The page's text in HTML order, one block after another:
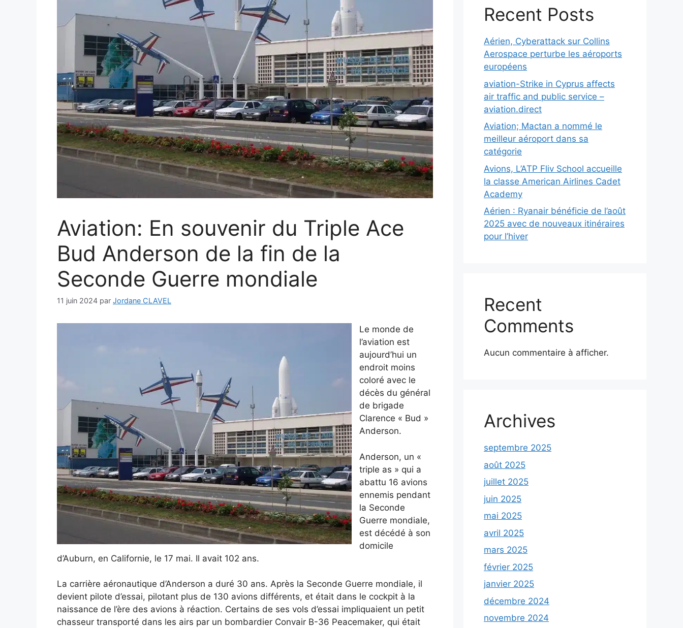
Aviation: En souvenir du Triple Ace
Bud Anderson de la fin de la
Seconde Guerre mondiale
11 juin 2024 par Jordane CLAVEL
Le monde de
l’aviation est
aujourd’hui un
endroit moins
coloré avec le
décès du général
de brigade
Clarence « Bud »
Anderson.
Anderson, un «
triple as » qui a
abattu 16 avions
ennemis pendant
la Seconde
Guerre mondiale,
est décédé à son
domicile
d’Auburn, en Californie, le 17 mai. Il avait 102 ans.
La carrière aéronautique d’Anderson a duré 30 ans. Après la Seconde Guerre mondiale, il
devient pilote d’essai, pilotant plus de 130 avions différents, et était dans le cockpit à la
naissance de l’ère des avions à réaction. Certains de ses vols d’essai impliquaient un petit
chasseur transporté dans les airs par un bombardier Convair B-36 Peacemaker, qui était
Recent Posts
Aérien, Cyberattack sur Collins
Aerospace perturbe les aéroports
européens
aviation-Strike in Cyprus affects
air traffic and public service –
aviation.direct
Aviation; Mactan a nommé le
meilleur aéroport dans sa
catégorie
Avions, L’ATP Fliv School accueille
la classe American Airlines Cadet
Academy
Aérien : Ryanair bénéficie de l’août
2025 avec de nouveaux itinéraires
pour l’hiver
Recent
Comments
Aucun commentaire à afficher.
Archives
septembre 2025
août 2025
juillet 2025
juin 2025
mai 2025
avril 2025
mars 2025
février 2025
janvier 2025
décembre 2024
novembre 2024